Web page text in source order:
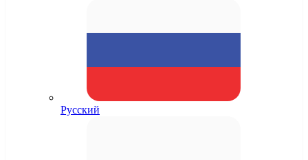
Русский